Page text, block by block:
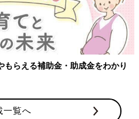
一覧へ